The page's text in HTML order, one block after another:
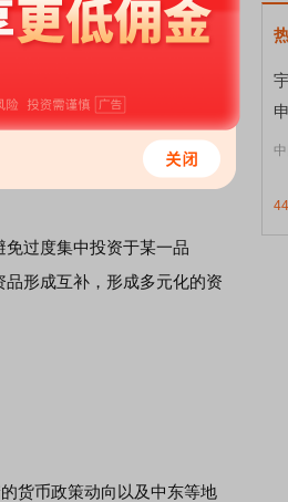
性资源，其价值相对稳定。
金投资的魅力所在。
的重要性。“投资黄金需要根
与黄金相关的衍生品市场，
过度集中投资于某一品
形成互补，形成多元化的资
货币政策动向以及中东等地